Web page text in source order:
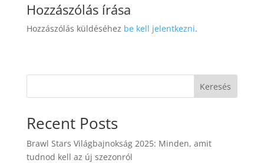
Hozzászólás írása
Hozzászólás küldéséhez be kell jelentkezni.
Keresés
Recent Posts
Brawl Stars Világbajnokság 2025: Minden, amit
tudnod kell az új szezonról